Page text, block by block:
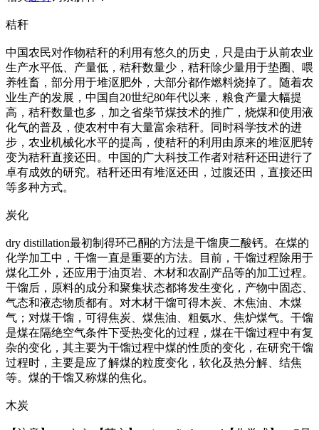
秸秆
中国农民对作物秸秆的利用有悠久的历史，只是由于从前农业
生产水平低、产量低，秸秆数量少，秸秆除少量用于垫圈、喂
养牲畜，部分用于堆沤肥外，大部分都作燃料烧掉了。随着农
业生产的发展，中国自20世纪80年代以来，粮食产量大幅提
高，秸秆数量也多，加之省柴节煤技术的推广，烧煤和使用液
化气的普及，使农村中有大量富余秸秆。同时科学技术的进
步，农业机械化水平的提高，使秸秆的利用由原来的堆沤肥转
变为秸秆直接还田。中国的广大科技工作者对秸秆还田进行了
卓有成效的研究。秸秆还田有堆沤还田，过腹还田，直接还田
等多种方式。
炭化
dry distillation最初制得环己酮的方法是干馏庚二酸钙。在煤的
化学加工中，干馏一直是重要的方法。目前，干馏过程除用于
煤化工外，还应用于油页岩、木材和农副产品等的加工过程。
干馏后，原料的成分和聚集状态都将发生变化，产物中固态、
气态和液态物质都有。对木材干馏可得木炭、木焦油、木煤
气；对煤干馏，可得焦炭、煤焦油、粗氨水、焦炉煤气。干馏
是煤在隔绝空气条件下受热变化的过程，煤在干馏过程中有复
杂的变化，其主要为干馏过程中煤的性质的变化，在研究干馏
过程时，主要是应了解煤的粒度变化，软化及热分解、结焦
等。煤的干馏又称煤的焦化。
木炭